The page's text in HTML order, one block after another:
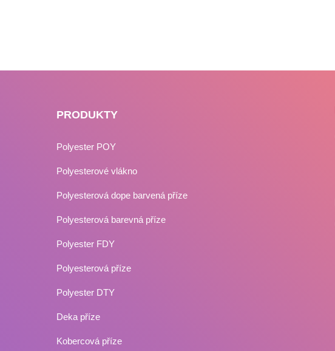
PRODUKTY
Polyester POY
Polyesterové vlákno
Polyesterová dope barvená příze
Polyesterová barevná příze
Polyester FDY
Polyesterová příze
Polyester DTY
Deka příze
Kobercová příze